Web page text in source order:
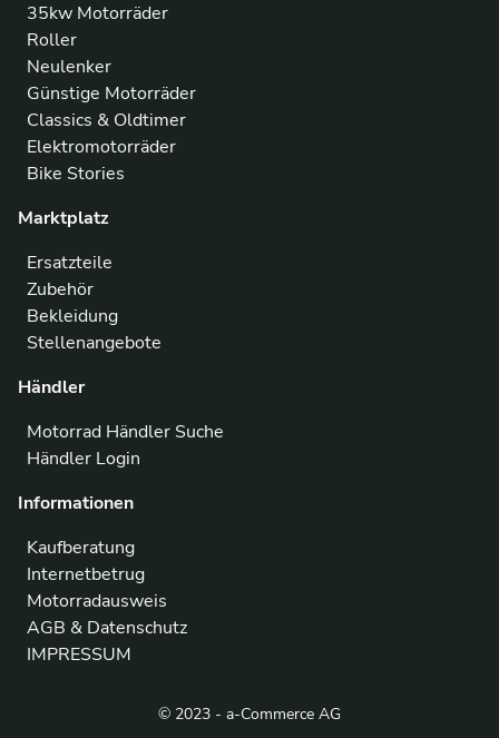
35kw Motorräder
Roller
Neulenker
Günstige Motorräder
Classics & Oldtimer
Elektromotorräder
Bike Stories
Marktplatz
Ersatzteile
Zubehör
Bekleidung
Stellenangebote
Händler
Motorrad Händler Suche
Händler Login
Informationen
Kaufberatung
Internetbetrug
Motorradausweis
AGB & Datenschutz
IMPRESSUM
© 2023 - a-Commerce AG